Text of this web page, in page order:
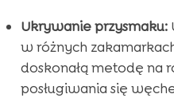
Ukrywanie przysmaku:
w różnych
doskonałą metodę na
posługiwania się